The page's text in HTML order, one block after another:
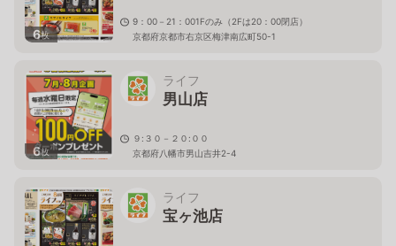
6枚
9：00－21：001Fのみ（2Fは20：00閉店）
京都府京都市右京区梅津南広町50-1
6枚
ライフ
男山店
９:３０－２０:００
京都府八幡市男山吉井2-4
ライフ
宝ヶ池店